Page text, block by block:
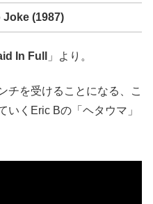
Joke (1987)
In Full 」より。
チを受けることになる、こ
いくEric Bの「ヘタウマ」